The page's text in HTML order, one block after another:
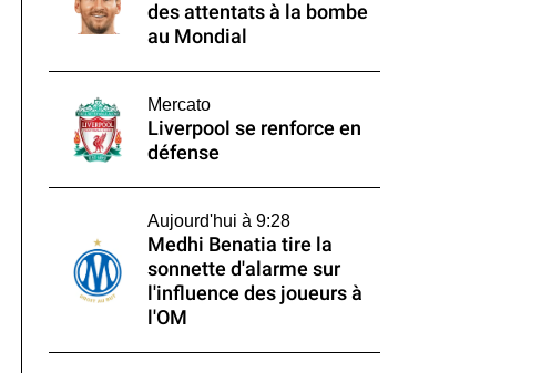
des attentats à la bombe
au Mondial
Mercato
Liverpool se renforce en
défense
Aujourd'hui à 9:28
Medhi Benatia tire la
sonnette d'alarme sur
l'influence des joueurs à
l'OM